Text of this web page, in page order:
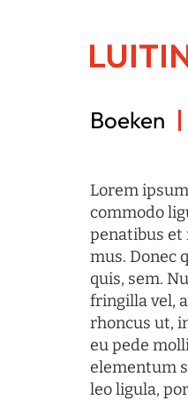
Boeken
Lorem
commodo
penatibus
mus. Donec
quis, sem.
fringilla vel,
rhoncus ut,
eu pede
elementum
leo ligula,